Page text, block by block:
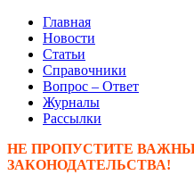
Главная
Новости
Статьи
Справочники
Вопрос – Ответ
Журналы
Рассылки
НЕ ПРОПУСТИТЕ
ЗАКОНОДАТЕЛЬСТВА!